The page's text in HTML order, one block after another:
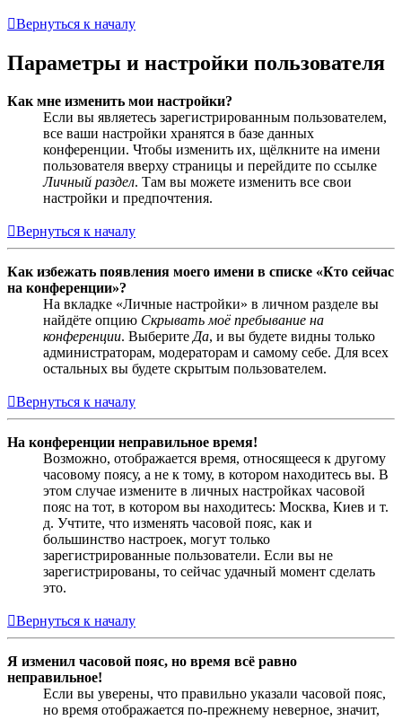
Вернуться к началу
Параметры и настройки пользователя
Как мне изменить мои настройки?
Если вы являетесь зарегистрированным пользователем,
все ваши настройки хранятся в базе данных
конференции. Чтобы изменить их, щёлкните на имени
пользователя вверху страницы и перейдите по ссылке
Личный раздел. Там вы можете изменить все свои
настройки и предпочтения.
Вернуться к началу
Как избежать появления моего имени в списке «Кто сейчас
на конференции»?
На вкладке «Личные настройки» в личном разделе вы
найдёте опцию Скрывать моё пребывание на
конференции. Выберите Да, и вы будете видны только
администраторам, модераторам и самому себе. Для всех
остальных вы будете скрытым пользователем.
Вернуться к началу
На конференции неправильное время!
Возможно, отображается время, относящееся к другому
часовому поясу, а не к тому, в котором находитесь вы. В
этом случае измените в личных настройках часовой
пояс на тот, в котором вы находитесь: Москва, Киев и т.
д. Учтите, что изменять часовой пояс, как и
большинство настроек, могут только
зарегистрированные пользователи. Если вы не
зарегистрированы, то сейчас удачный момент сделать
это.
Вернуться к началу
Я изменил часовой пояс, но время всё равно
неправильное!
Если вы уверены, что правильно указали часовой пояс,
но время отображается по-прежнему неверное, значит,